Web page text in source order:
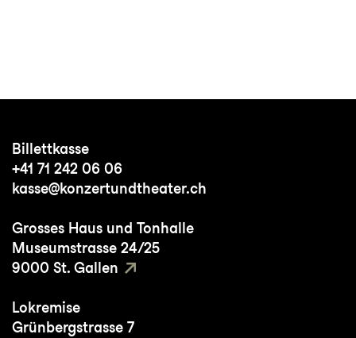
Billettkasse
+41 71 242 06 06
kasse@konzertundtheater.ch
Grosses Haus und Tonhalle
Museumstrasse 24/25
9000 St. Gallen
Lokremise
Grünbergstrasse 7